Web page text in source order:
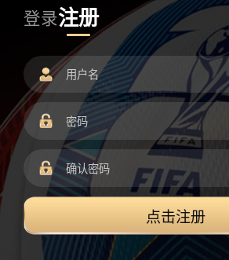
登录注册
点击注册